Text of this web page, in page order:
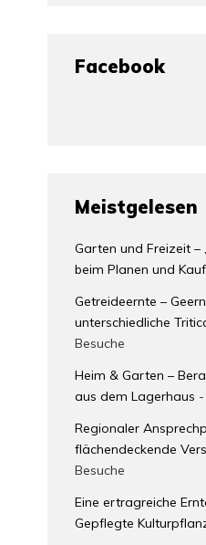
Facebook
Meistgelesen
Garten und Freizeit –
beim Planen und
Getreideernte –
unterschiedliche
Besuche
Heim & Garten –
aus dem Lagerhaus
Regionaler
flächendeckende
Besuche
Eine ertragreiche
Gepflegte